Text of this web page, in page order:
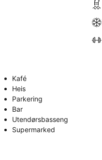
Kafé
Heis
Parkering
Bar
Utendørsbasseng
Supermarked